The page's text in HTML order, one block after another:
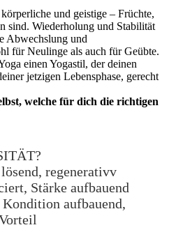
und geistige – Früchte,
sind. Wiederholung und Stabilität
Abwechslung und
für Neulinge als auch für Geübte.
einen Yogastil, der deinen
jetzigen Lebensphase, gerecht
welche für dich die richtigen
regenerativv
Stärke aufbauend
aufbauend,